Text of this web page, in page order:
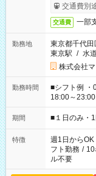
交通費別
交通費 一部
勤務地
東京都千代田
東京駅 / 水
株式会社
勤務時間
■シフト例 ・
18:00～
etc ★最短で3時間で5,120円のお仕事から 15時間で2万円近く稼
げるお仕事も！ ご希望のお時間に合わせてご紹介！
ください！
期間 ■１日のみ・1
特徴 週1日からOK
フト勤務 /
ル不要